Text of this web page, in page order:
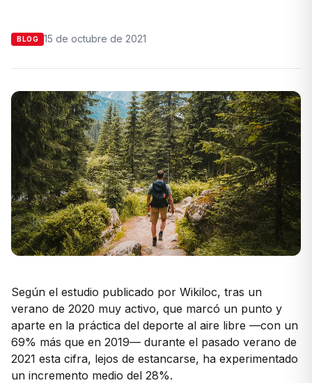
BLOG 15 de octubre de 2021
Según el estudio publicado por Wikiloc, tras un
verano de 2020 muy activo, que marcó un punto y
aparte en la práctica del deporte al aire libre —con un
69% más que en 2019— durante el pasado verano de
2021 esta cifra, lejos de estancarse, ha experimentado
un incremento medio del 28%.